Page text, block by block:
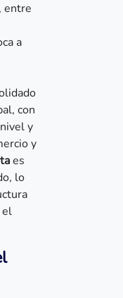
entre
a
con
y
y
es
lo
el